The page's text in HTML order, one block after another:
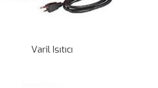
Varil Isıtıcı